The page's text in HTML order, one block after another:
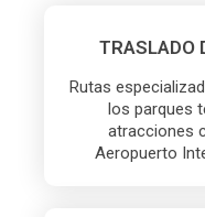
TRASLADO
Rutas
los parques
atracciones
Aeropuerto